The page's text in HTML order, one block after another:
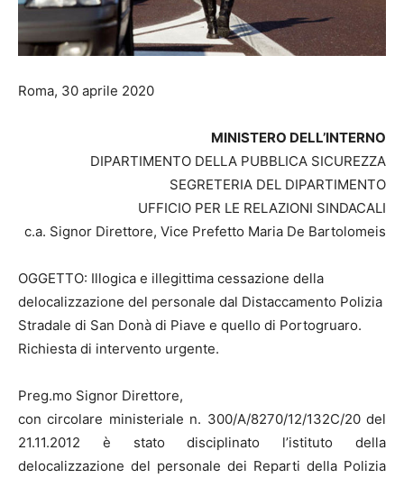
Roma, 30 aprile 2020
MINISTERO DELL’INTERNO
DIPARTIMENTO DELLA PUBBLICA SICUREZZA
SEGRETERIA DEL DIPARTIMENTO
UFFICIO PER LE RELAZIONI SINDACALI
c.a. Signor Direttore, Vice Prefetto Maria De Bartolomeis
OGGETTO: Illogica e illegittima cessazione della
delocalizzazione del personale dal Distaccamento Polizia
Stradale di San Donà di Piave e quello di Portogruaro.
Richiesta di intervento urgente.
Preg.mo Signor Direttore,
con circolare ministeriale n. 300/A/8270/12/132C/20 del
21.11.2012 è stato disciplinato l’istituto della
delocalizzazione del personale dei Reparti della Polizia